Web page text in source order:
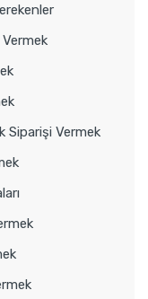
Siparişi Vermek